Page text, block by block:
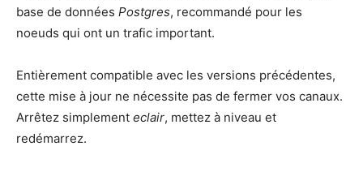
base de données Postgres, recommandé pour les
noeuds qui ont un trafic important.
Entièrement compatible avec les versions précédentes,
cette mise à jour ne nécessite pas de fermer vos canaux.
Arrêtez simplement eclair, mettez à niveau et
redémarrez.